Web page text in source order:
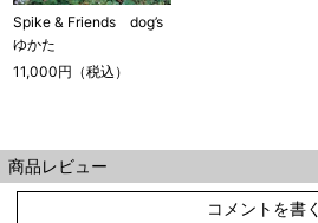
Spike & Friends dog’s
ゆかた
11,000円（税込）
商品レビュー
コメントを書く